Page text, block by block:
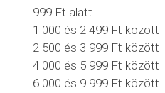
999 Ft alatt
1 000 és 2 499 Ft között
2 500 és 3 999 Ft között
4 000 és 5 999 Ft között
6 000 és 9 999 Ft között